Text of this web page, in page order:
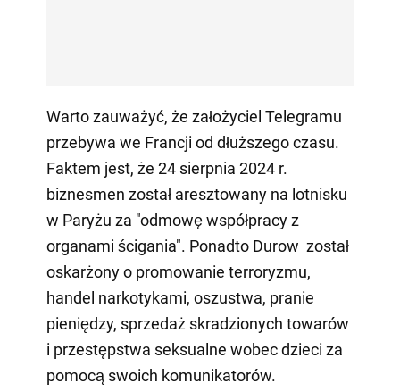
Warto zauważyć, że założyciel Telegramu
przebywa we Francji od dłuższego czasu.
Faktem jest, że 24 sierpnia 2024 r.
biznesmen został aresztowany na lotnisku
w Paryżu za "odmowę współpracy z
organami ścigania". Ponadto Durow został
oskarżony o promowanie terroryzmu,
handel narkotykami, oszustwa, pranie
pieniędzy, sprzedaż skradzionych towarów
i przestępstwa seksualne wobec dzieci za
pomocą swoich komunikatorów.